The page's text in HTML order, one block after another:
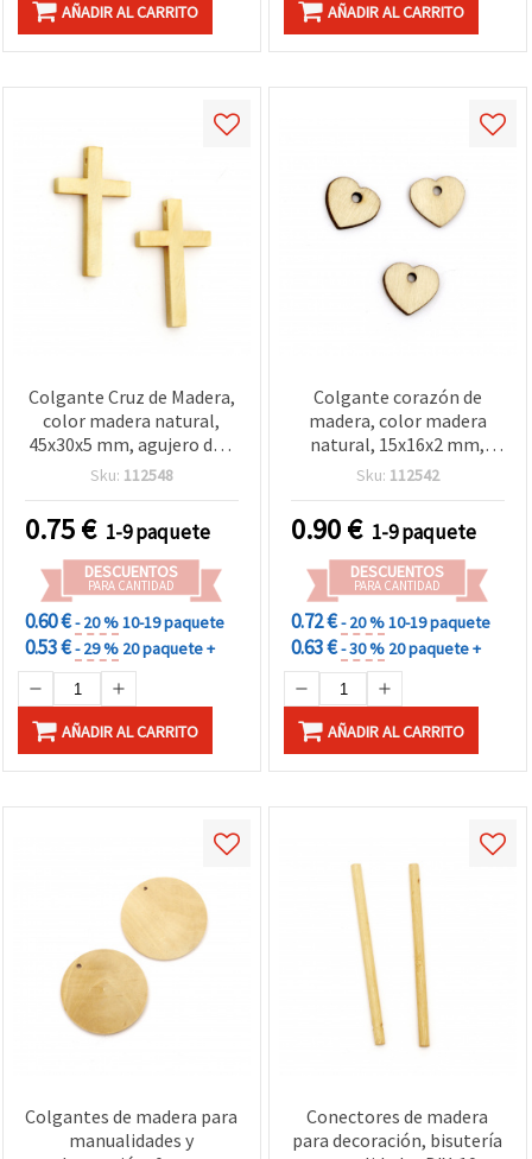
AÑADIR AL CARRITO AÑADIR AL CARRITO
Colgante Cruz de Madera,
color madera natural,
45x30x5 mm, agujero de 2
mm - 5 piezas, para
Sku: 112548
0.75€ 1-9 paquete
DESCUENTOS
PARA CANTIDAD
0.60 €- 20 %10-19 paquete
0.53 €- 29 % 20 paquete +
AÑADIR AL CARRITO
Colgante corazón de
madera, color madera
natural, 15x16x2 mm,
agujero 2 mm - 20 piezas
Sku: 112542
0.90€ 1-9 paquete
DESCUENTOS
PARA CANTIDAD
0.72 €- 20 %10-19 paquete
0.63 €- 30 % 20 paquete +
AÑADIR AL CARRITO
Colgantes de madera para
manualidades y
Conectores de madera
para decoración, bisutería